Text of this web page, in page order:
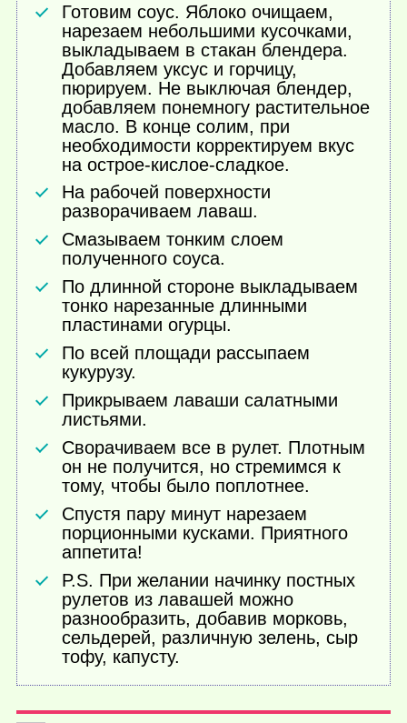
Готовим соус. Яблоко очищаем,
нарезаем небольшими кусочками,
выкладываем в стакан блендера.
Добавляем уксус и горчицу,
пюрируем. Не выключая блендер,
добавляем понемногу растительное
масло. В конце солим, при
необходимости корректируем вкус
на острое-кислое-сладкое.
На рабочей поверхности
разворачиваем лаваш.
Смазываем тонким слоем
полученного соуса.
По длинной стороне выкладываем
тонко нарезанные длинными
пластинами огурцы.
По всей площади рассыпаем
кукурузу.
Прикрываем лаваши салатными
листьями.
Сворачиваем все в рулет. Плотным
он не получится, но стремимся к
тому, чтобы было поплотнее.
Спустя пару минут нарезаем
порционными кусками. Приятного
аппетита!
P.S. При желании начинку постных
рулетов из лавашей можно
разнообразить, добавив морковь,
сельдерей, различную зелень, сыр
тофу, капусту.